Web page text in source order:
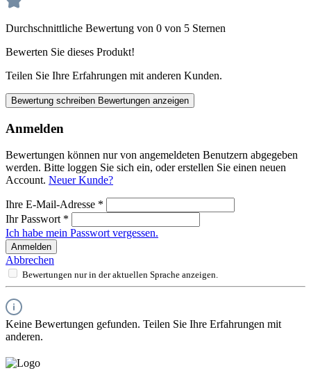
Durchschnittliche Bewertung von 0 von 5 Sternen
Bewerten Sie dieses Produkt!
Teilen Sie Ihre Erfahrungen mit anderen Kunden.
Bewertung schreiben Bewertungen anzeigen
Anmelden
Bewertungen können nur von angemeldeten Benutzern abgegeben
werden. Bitte loggen Sie sich ein, oder erstellen Sie einen neuen
Account. Neuer Kunde?
Ihre E-Mail-Adresse *
Ihr Passwort *
Ich habe mein Passwort vergessen.
Anmelden
Abbrechen
Bewertungen nur in der aktuellen Sprache anzeigen.
Keine Bewertungen gefunden. Teilen Sie Ihre Erfahrungen mit
anderen.